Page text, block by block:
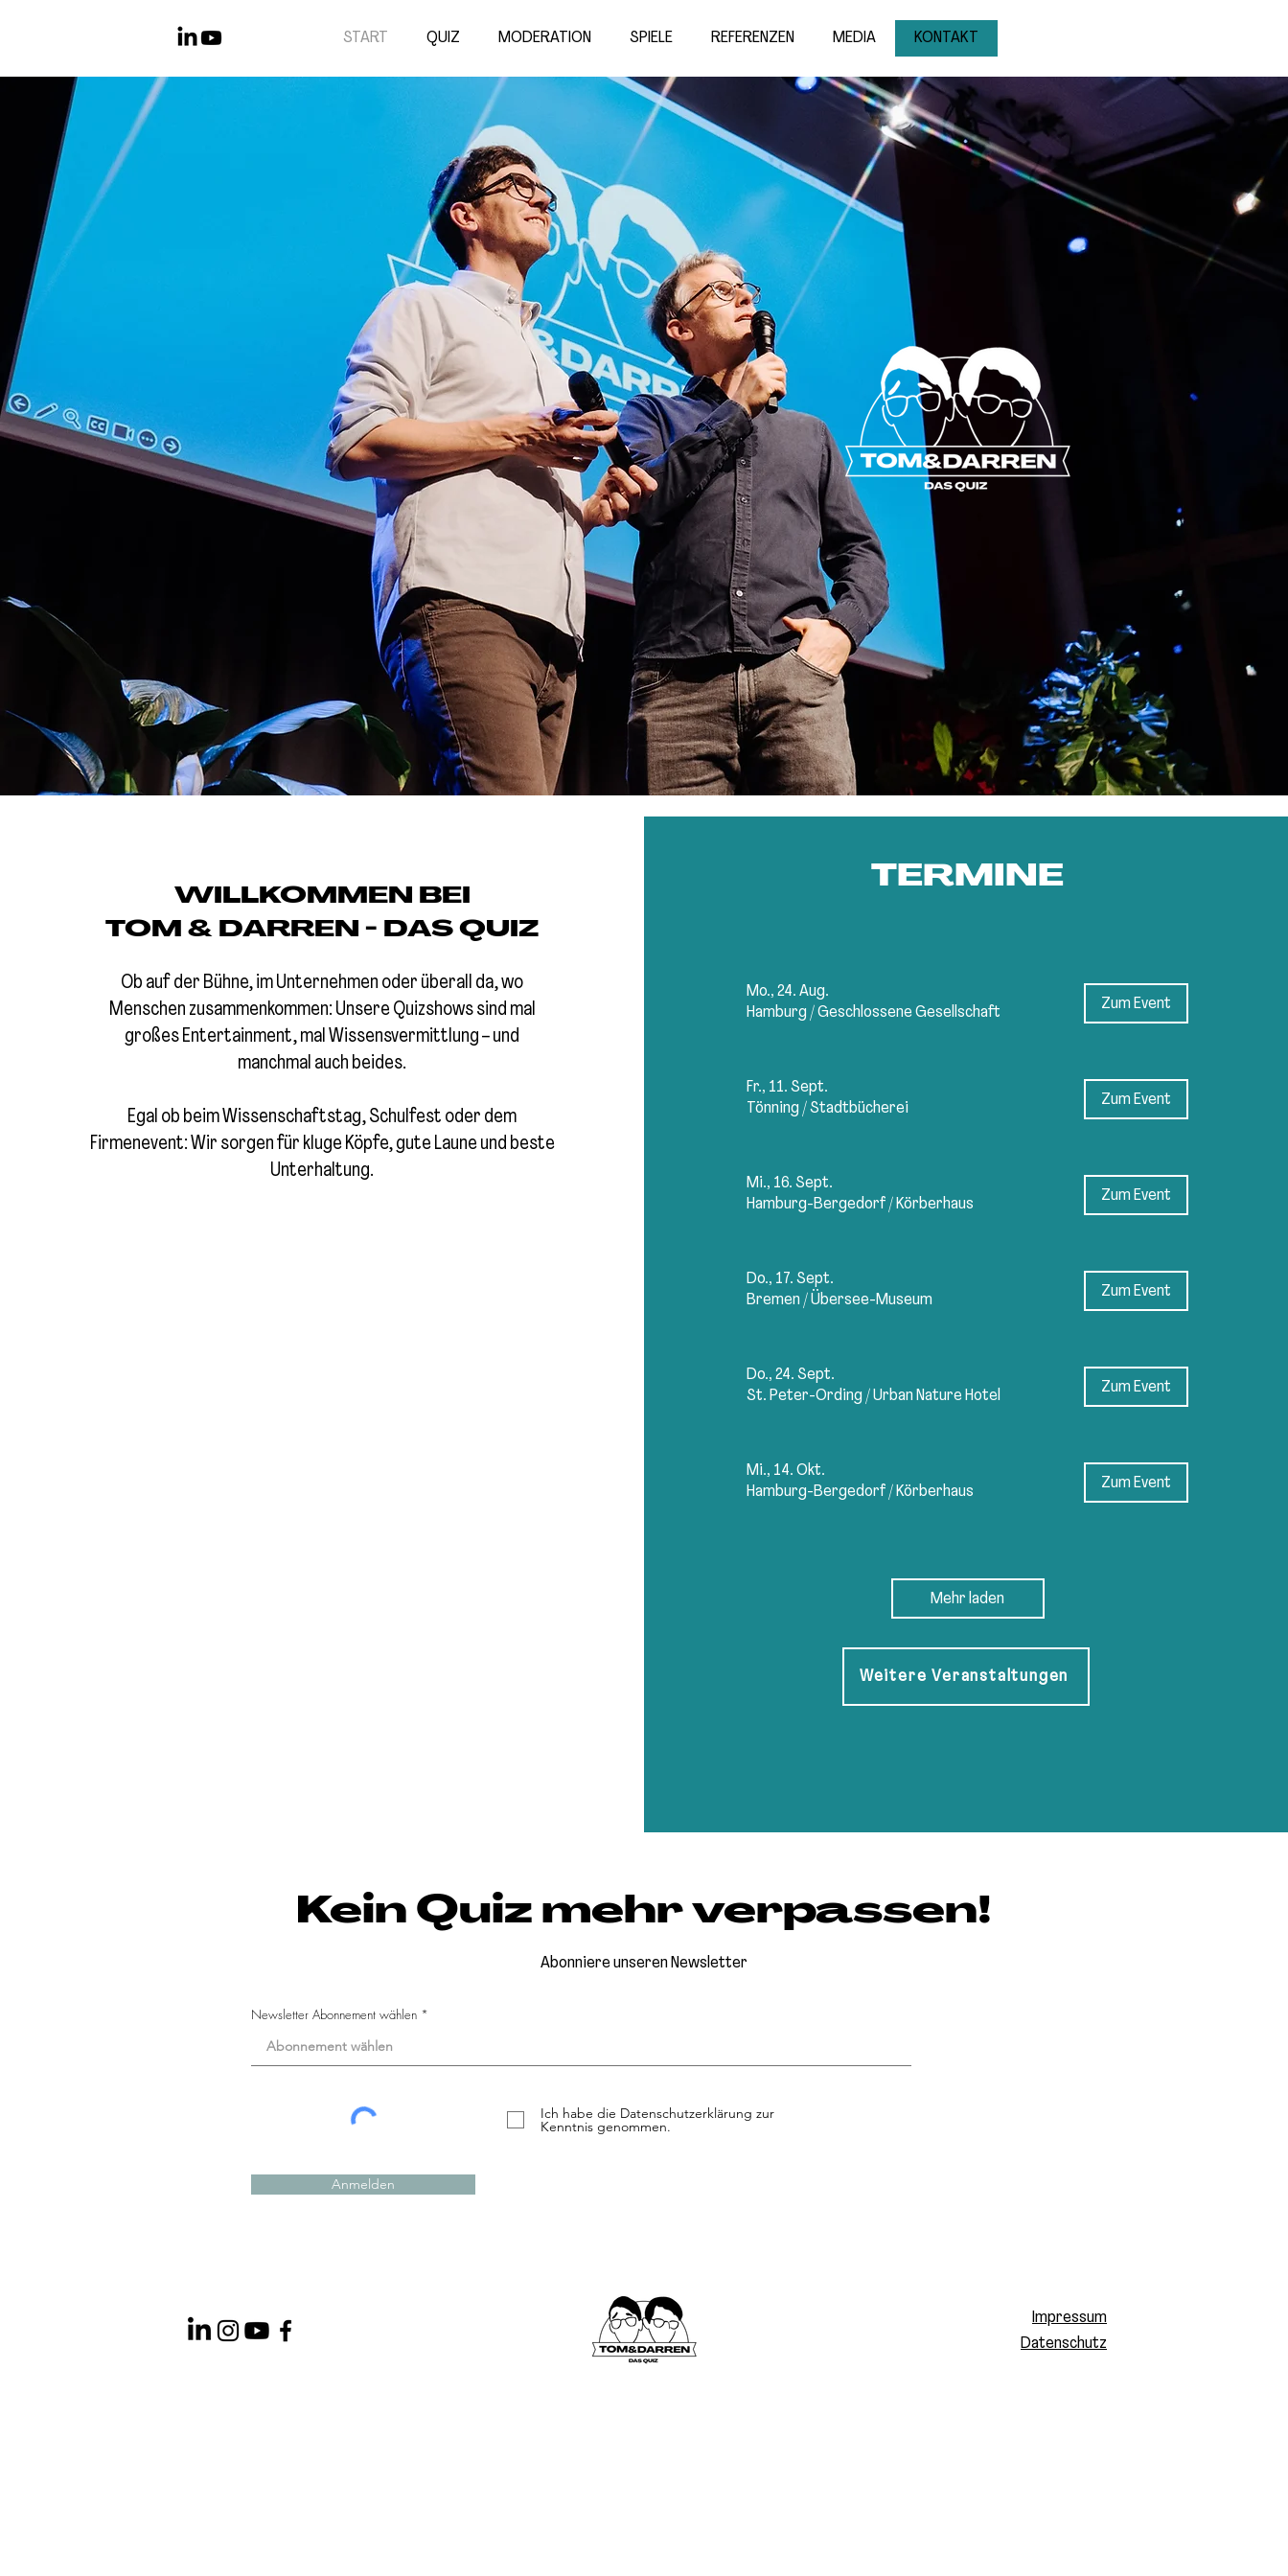
START QUIZ MODERATION SPIELE REFERENZEN MEDIA KONTAKT
WILLKOMMEN BEI
TOM & DARREN - DAS QUIZ
Ob auf der Bühne, im Unternehmen oder überall da, wo
Menschen zusammenkommen: Unsere Quizshows sind mal
großes Entertainment, mal Wissensvermittlung – und
manchmal auch beides.
Egal ob beim Wissenschaftstag, Schulfest oder dem
Firmenevent: Wir sorgen für kluge Köpfe, gute Laune und beste
Unterhaltung.
TERMINE
Mo., 24. Aug.
Hamburg /Geschlossene Gesellschaft Zum Event
Fr., 11. Sept.
Tönning /Stadtbücherei Zum Event
Mi., 16. Sept.
Hamburg-Bergedorf / Körberhaus Zum Event
Do., 17. Sept.
Bremen /Übersee-Museum Zum Event
Do., 24. Sept.
St. Peter-Ording /Urban Nature Hotel Zum Event
Mi., 14. Okt.
Hamburg-Bergedorf / Körberhaus Zum Event
Mehr laden
Weitere Veranstaltungen
Kein Quiz mehr verpassen!
Abonniere unseren Newsletter
Newsletter Abonnement wählen
Ich habe die Datenschutzerklärung zur
Kenntnis genommen.
Anmelden
Impressum
Datenschutz